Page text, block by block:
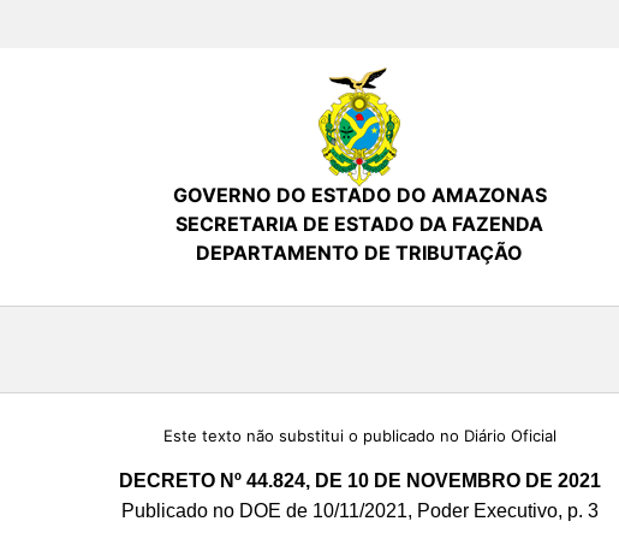
GOVERNO DO ESTADO DO AMAZONAS
SECRETARIA DE ESTADO DA FAZENDA
DEPARTAMENTO DE TRIBUTAÇÃO
Este texto não substitui o publicado no Diário Oficial
DECRETO Nº 44.824, DE 10 DE NOVEMBRO DE 2021
Publicado no DOE de 10/11/2021, Poder Executivo, p. 3